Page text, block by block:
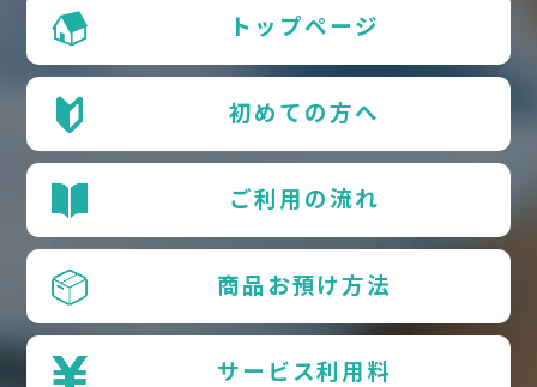
トップページ
初めての方へ
ご利用の流れ
商品お預け方法
サービス利用料